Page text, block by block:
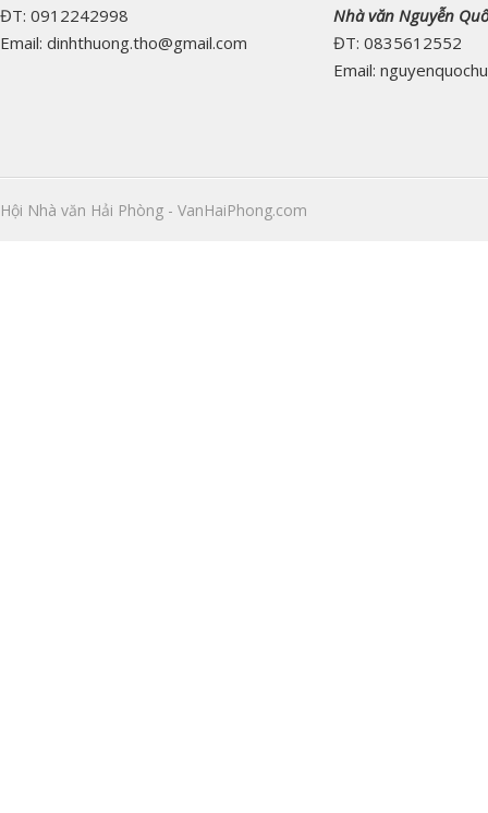
ĐT: 0912242998
Email: dinhthuong.tho@gmail.com
Nhà văn Nguyễn
ĐT: 0835612552
Email:
Hội Nhà văn Hải Phòng - VanHaiPhong.com